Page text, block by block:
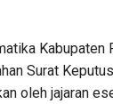
Kabupaten
Surat
oleh jajaran